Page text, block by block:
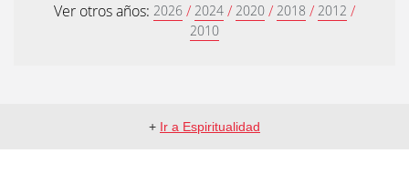
Ver otros años: 2026 / 2024 / 2020 / 2018 / 2012 /
2010
+ Ir a Espiritualidad